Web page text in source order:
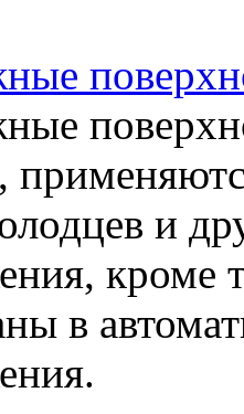
и
кроме
в